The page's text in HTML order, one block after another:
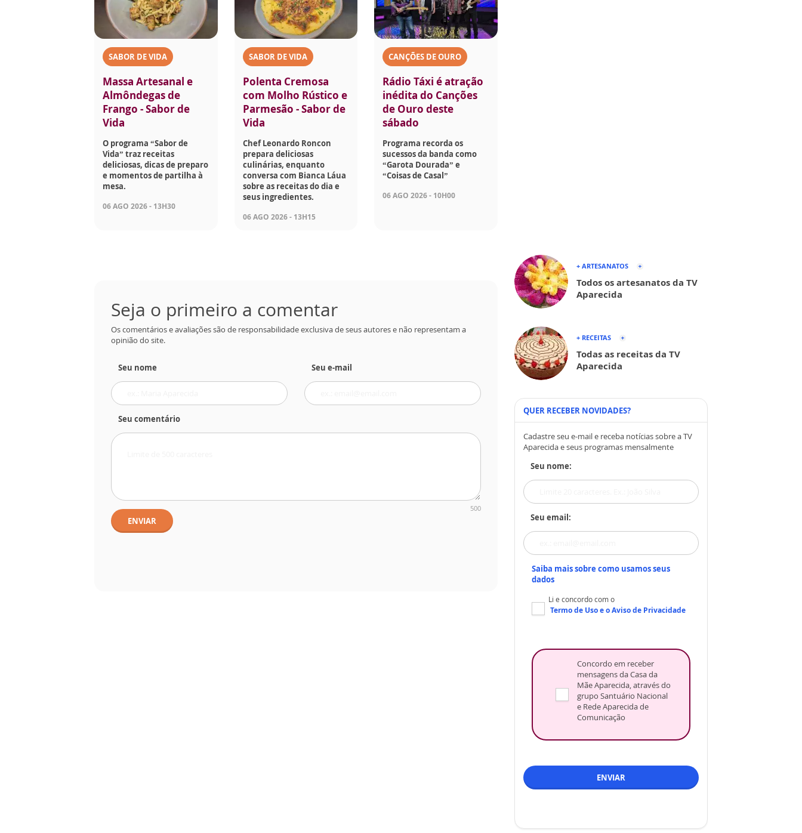
SABOR DE VIDA
Massa Artesanal e
Almôndegas de
Frango - Sabor de
Vida
O programa “Sabor de
Vida” traz receitas
deliciosas, dicas de preparo
e momentos de partilha à
mesa.
06 AGO 2026 - 13H30
SABOR DE VIDA
Polenta Cremosa
com Molho Rústico e
Parmesão - Sabor de
Vida
Chef Leonardo Roncon
prepara deliciosas
culinárias, enquanto
conversa com Bianca Láua
sobre as receitas do dia e
seus ingredientes.
06 AGO 2026 - 13H15
CANÇÕES DE OURO
Rádio Táxi é atração
inédita do Canções
de Ouro deste
sábado
Programa recorda os
sucessos da banda como
“Garota Dourada” e
“Coisas de Casal”
06 AGO 2026 - 10H00
Seja o primeiro a comentar
Os comentários e avaliações são de responsabilidade exclusiva de seus autores e não representam a
opinião do site.
Seu nome Seu e-mail
Seu comentário
500
ENVIAR
+ ARTESANATOS
Todos os artesanatos da TV
Aparecida
+ RECEITAS
Todas as receitas da TV
Aparecida
QUER RECEBER NOVIDADES?
Cadastre seu e-mail e receba notícias sobre a TV
Aparecida e seus programas mensalmente
Seu nome:
Seu email:
Saiba mais sobre como usamos seus
dados
Li e concordo com o
Termo de Usoe oAviso de Privacidade
Concordo em receber
mensagens da Casa da
Mãe Aparecida, através do
grupo Santuário Nacional
e Rede Aparecida de
Comunicação
ENVIAR